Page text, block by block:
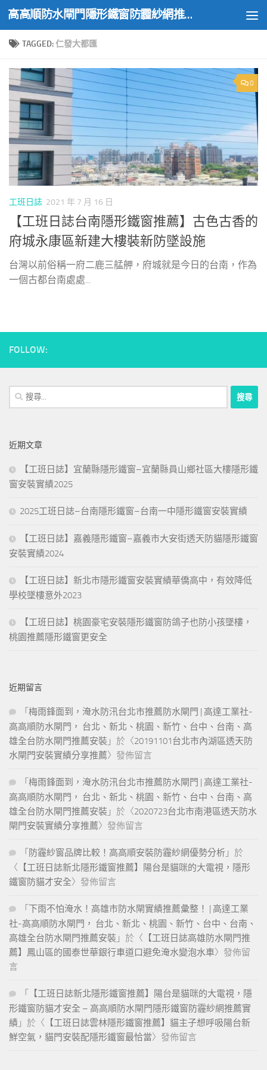
Skip to content 高高順防水閘門隱形鐵窗防霾紗網推薦實績
TAGGED:仁發大都匯
0
工班日誌 2021 年 7 月 16 日
【工班日誌台南隱形鐵窗推薦】古色古香的
府城永康區新建大樓裝新防墜設施
台灣以前俗稱一府二鹿三艋舺，府城就是今日的台南，作為
一個古都台南處處...
FOLLOW:
搜
尋
字:
近期文章
【工班日誌】宜蘭縣隱形鐵窗–宜蘭縣員山鄉社區大樓隱形鐵
窗安裝實績2025
2025工班日誌–台南隱形鐵窗–台南一中隱形鐵窗安裝實績
【工班日誌】嘉義隱形鐵窗–嘉義市大安街透天防貓隱形鐵窗
安裝實績2024
【工班日誌】新北市隱形鐵窗安裝實績華僑高中，有效降低
學校墜樓意外2023
【工班日誌】桃園豪宅安裝隱形鐵窗防鴿子也防小孩墜樓，
桃園推薦隱形鐵窗更安全
近期留言
「 梅雨鋒面到，淹水防汛台北市推薦防水閘門 | 高達工業社-
高高順防水閘門， 台北、新北、桃園、新竹、台中、台南、高
雄全台防水閘門推薦安裝 」於〈20191101台北市內湖區透天防
水閘門安裝實績分享推薦〉發佈留言
「 梅雨鋒面到，淹水防汛台北市推薦防水閘門 | 高達工業社-
高高順防水閘門， 台北、新北、桃園、新竹、台中、台南、高
雄全台防水閘門推薦安裝 」於〈2020723台北市南港區透天防水
閘門安裝實績分享推薦〉發佈留言
「 防霾紗窗品牌比較！高高順安裝防霾紗網優勢分析 」於
〈 【工班日誌新北隱形鐵窗推薦】陽台是貓咪的大電視，隱形
鐵窗防貓才安全〉發佈留言
「 下雨不怕淹水！高雄市防水閘實績推薦彙整！ | 高達工業
社-高高順防水閘門， 台北、新北、桃園、新竹、台中、台南、
高雄全台防水閘門推薦安裝 」於〈 【工班日誌高雄防水閘門推
薦】鳳山區的國泰世華銀行車道口避免淹水變泡水車〉發佈留
言
「
【工班日誌新北隱形鐵窗推薦】陽台是貓咪的大電視，隱
形鐵窗防貓才安全 – 高高順防水閘門隱形鐵窗防霾紗網推薦實
績 」於〈 【工班日誌雲林隱形鐵窗推薦】貓主子想呼吸陽台新
鮮空氣，貓門安裝配隱形鐵窗最恰當〉發佈留言